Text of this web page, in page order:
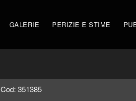
GALERIE PERIZIE E STIME
Cod: 351385